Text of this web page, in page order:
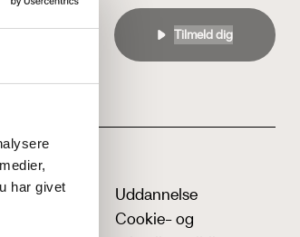
har givet
Uddannelse
Cookie- og